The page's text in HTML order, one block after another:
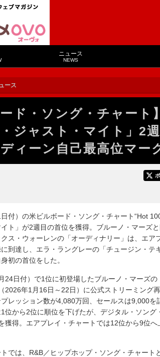
ニュース
NEWS
ース
ード・ソング・チャート
ジャスト・マイト」2
ィーン自己最高位マー
付）の米ビルボード・ソング・チャート“Hot
イト」が2週目の首位を獲得。ブルーノ・マーズ
ス・ウォーレンの「オーディナリー」は、エア
到達し、エラ・ラングレーの「チュージン・テ
初の首位をした。
日付）で1位に初登場したブルーノ・マーズの
2026年1月16日～22日）に公式ストリーミング
レッション数が4,080万回、セールスは9,000を
位から2位に順位を下げたが、デジタル・ソン
獲得。エアプレイ・チャートでは12位から9位
では、R&B／ヒップホップ・ソング・チャート